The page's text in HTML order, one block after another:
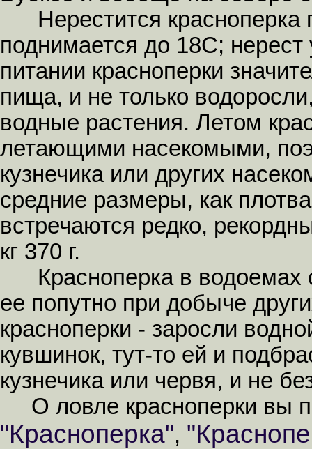
Нерестится красноперка
поднимается до 18С;
питании красноперки
пища, и не только
водные растения. Летом
летающими насекомыми,
кузнечика или других
средние размеры, как
встречаются редко,
кг 370 г.
Красноперка в водоемах
ее попутно при добыче
красноперки - заросли
кувшинок, тут-то ей и
кузнечика или червя, и не
О ловле красноперки вы
"Красноперка",